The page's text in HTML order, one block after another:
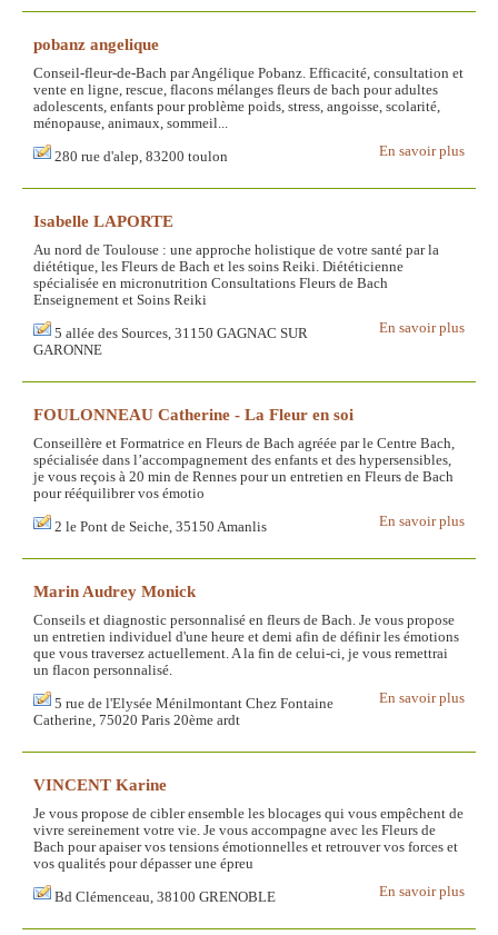
pobanz angelique
Conseil-fleur-de-Bach par Angélique Pobanz. Efficacité, consultation et
vente en ligne, rescue, flacons mélanges fleurs de bach pour adultes
adolescents, enfants pour problème poids, stress, angoisse, scolarité,
ménopause, animaux, sommeil...
En savoir plus
280 rue d'alep, 83200 toulon
Isabelle LAPORTE
Au nord de Toulouse : une approche holistique de votre santé par la
diététique, les Fleurs de Bach et les soins Reiki. Diététicienne
spécialisée en micronutrition Consultations Fleurs de Bach
Enseignement et Soins Reiki
En savoir plus
5 allée des Sources, 31150 GAGNAC SUR
GARONNE
FOULONNEAU Catherine - La Fleur en soi
Conseillère et Formatrice en Fleurs de Bach agréée par le Centre Bach,
spécialisée dans l’accompagnement des enfants et des hypersensibles,
je vous reçois à 20 min de Rennes pour un entretien en Fleurs de Bach
pour rééquilibrer vos émotio
En savoir plus
2 le Pont de Seiche, 35150 Amanlis
Marin Audrey Monick
Conseils et diagnostic personnalisé en fleurs de Bach. Je vous propose
un entretien individuel d'une heure et demi afin de définir les émotions
que vous traversez actuellement. A la fin de celui-ci, je vous remettrai
un flacon personnalisé.
En savoir plus
5 rue de l'Elysée Ménilmontant Chez Fontaine
Catherine, 75020 Paris 20ème ardt
VINCENT Karine
Je vous propose de cibler ensemble les blocages qui vous empêchent de
vivre sereinement votre vie. Je vous accompagne avec les Fleurs de
Bach pour apaiser vos tensions émotionnelles et retrouver vos forces et
vos qualités pour dépasser une épreu
En savoir plus
Bd Clémenceau, 38100 GRENOBLE